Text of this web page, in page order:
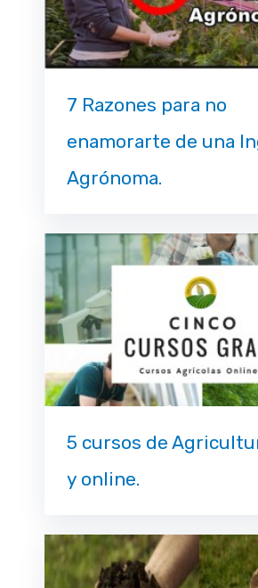
7 Razones para no
enamorarte de una
Agrónoma.
5 cursos de
y online.